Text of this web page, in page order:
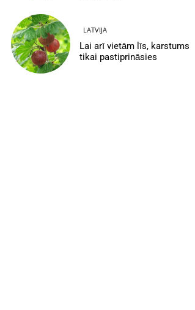
LATVIJA
Lai arī vietām līs, karstums
tikai pastiprināsies